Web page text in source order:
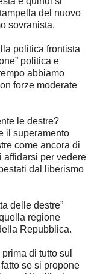
del nuovo
sovranista.
politica frontista
politica e
abbiamo
forze moderate
le destre?
il superamento
come ancora di
affidarsi per vedere
dal liberismo
delle destre”
regione
Repubblica.
di tutto sul
se si propone